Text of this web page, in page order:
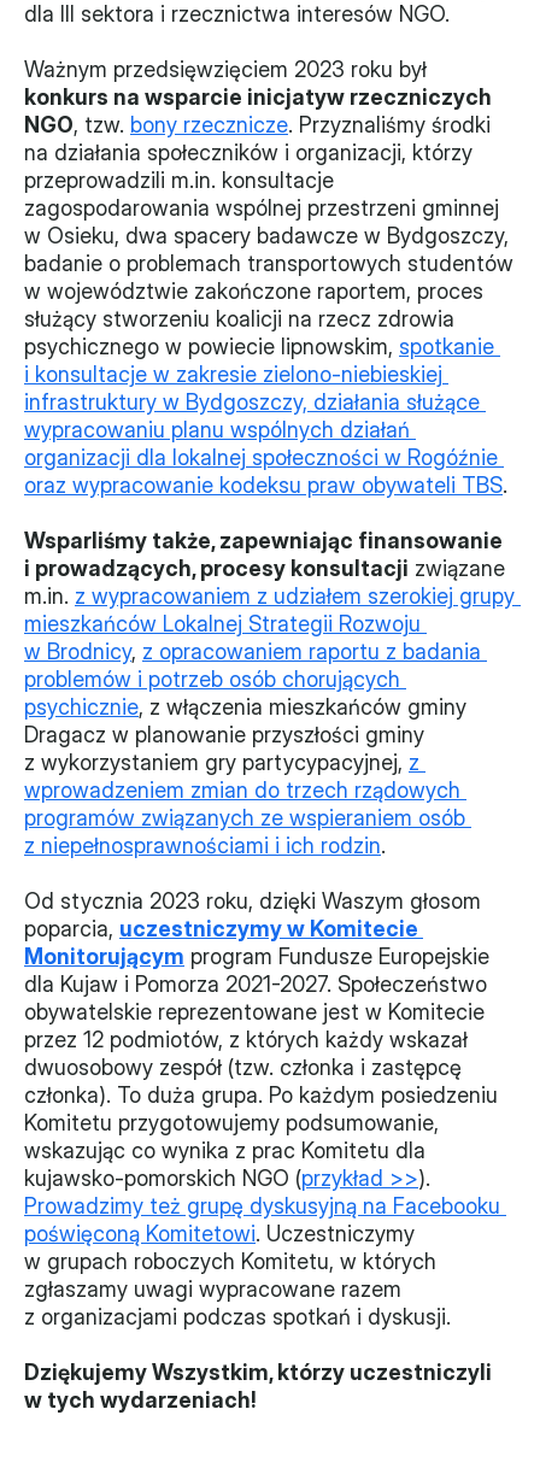
dla III sektora i rzecznictwa interesów NGO.
konkurs na wsparcie inicjatyw rzeczniczych
NGO, tzw. bony rzecznicze. Przyznaliśmy środki
na działania społeczników i organizacji, którzy
przeprowadzili m.in. konsultacje
zagospodarowania wspólnej przestrzeni gminnej
w Osieku, dwa spacery badawcze w Bydgoszczy,
badanie o problemach transportowych studentów
w województwie zakończone raportem, proces
służący stworzeniu koalicji na rzecz zdrowia
psychicznego w powiecie lipnowskim, spotkanie
i konsultacje w zakresie zielono-niebieskiej
infrastruktury w Bydgoszczy, działania służące
wypracowaniu planu wspólnych działań
organizacji dla lokalnej społeczności w Rogóźnie
oraz wypracowanie kodeksu praw obywateli TBS.
Wsparliśmy także, zapewniając finansowanie
i prowadzących, procesy konsultacji związane
m.in. z wypracowaniem z udziałem szerokiej grupy
mieszkańców Lokalnej Strategii Rozwoju
w Brodnicy, z opracowaniem raportu z badania
problemów i potrzeb osób chorujących
psychicznie, z włączenia mieszkańców gminy
Dragacz w planowanie przyszłości gminy
z wykorzystaniem gry partycypacyjnej, z
wprowadzeniem zmian do trzech rządowych
programów związanych ze wspieraniem osób
z niepełnosprawnościami i ich rodzin.
Od stycznia 2023 roku, dzięki Waszym głosom
poparcia, uczestniczymy w Komitecie
Monitorującym program Fundusze Europejskie
dla Kujaw i Pomorza 2021-2027. Społeczeństwo
obywatelskie reprezentowane jest w Komitecie
przez 12 podmiotów, z których każdy wskazał
dwuosobowy zespół (tzw. członka i zastępcę
członka). To duża grupa. Po każdym posiedzeniu
Komitetu przygotowujemy podsumowanie,
wskazując co wynika z prac Komitetu dla
kujawsko-pomorskich NGO (przykład >>
Prowadzimy też grupę dyskusyjną na Facebooku
poświęconą Komitetowi. Uczestniczymy
w grupach roboczych Komitetu, w których
zgłaszamy uwagi wypracowane razem
z organizacjami podczas spotkań i dyskusji.
Dziękujemy Wszystkim, którzy uczestniczyli
w tych wydarzeniach!